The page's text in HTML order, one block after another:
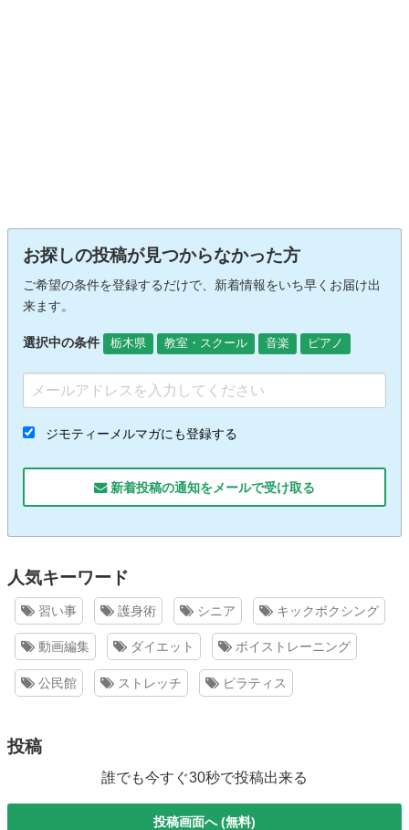
お探しの投稿が見つからなかった方
ご希望の条件を登録するだけで、新着情報をいち早くお届け出
来ます。
選択中の条件 栃木県 教室・スクール 音楽 ピアノ
ジモティーメルマガにも登録する
新着投稿の通知をメールで受け取る
人気キーワード
習い事 護身術 シニア キックボクシング
動画編集 ダイエット ボイストレーニング
公民館 ストレッチ ピラティス
投稿
誰でも今すぐ30秒で投稿出来る
投稿画面へ (無料)